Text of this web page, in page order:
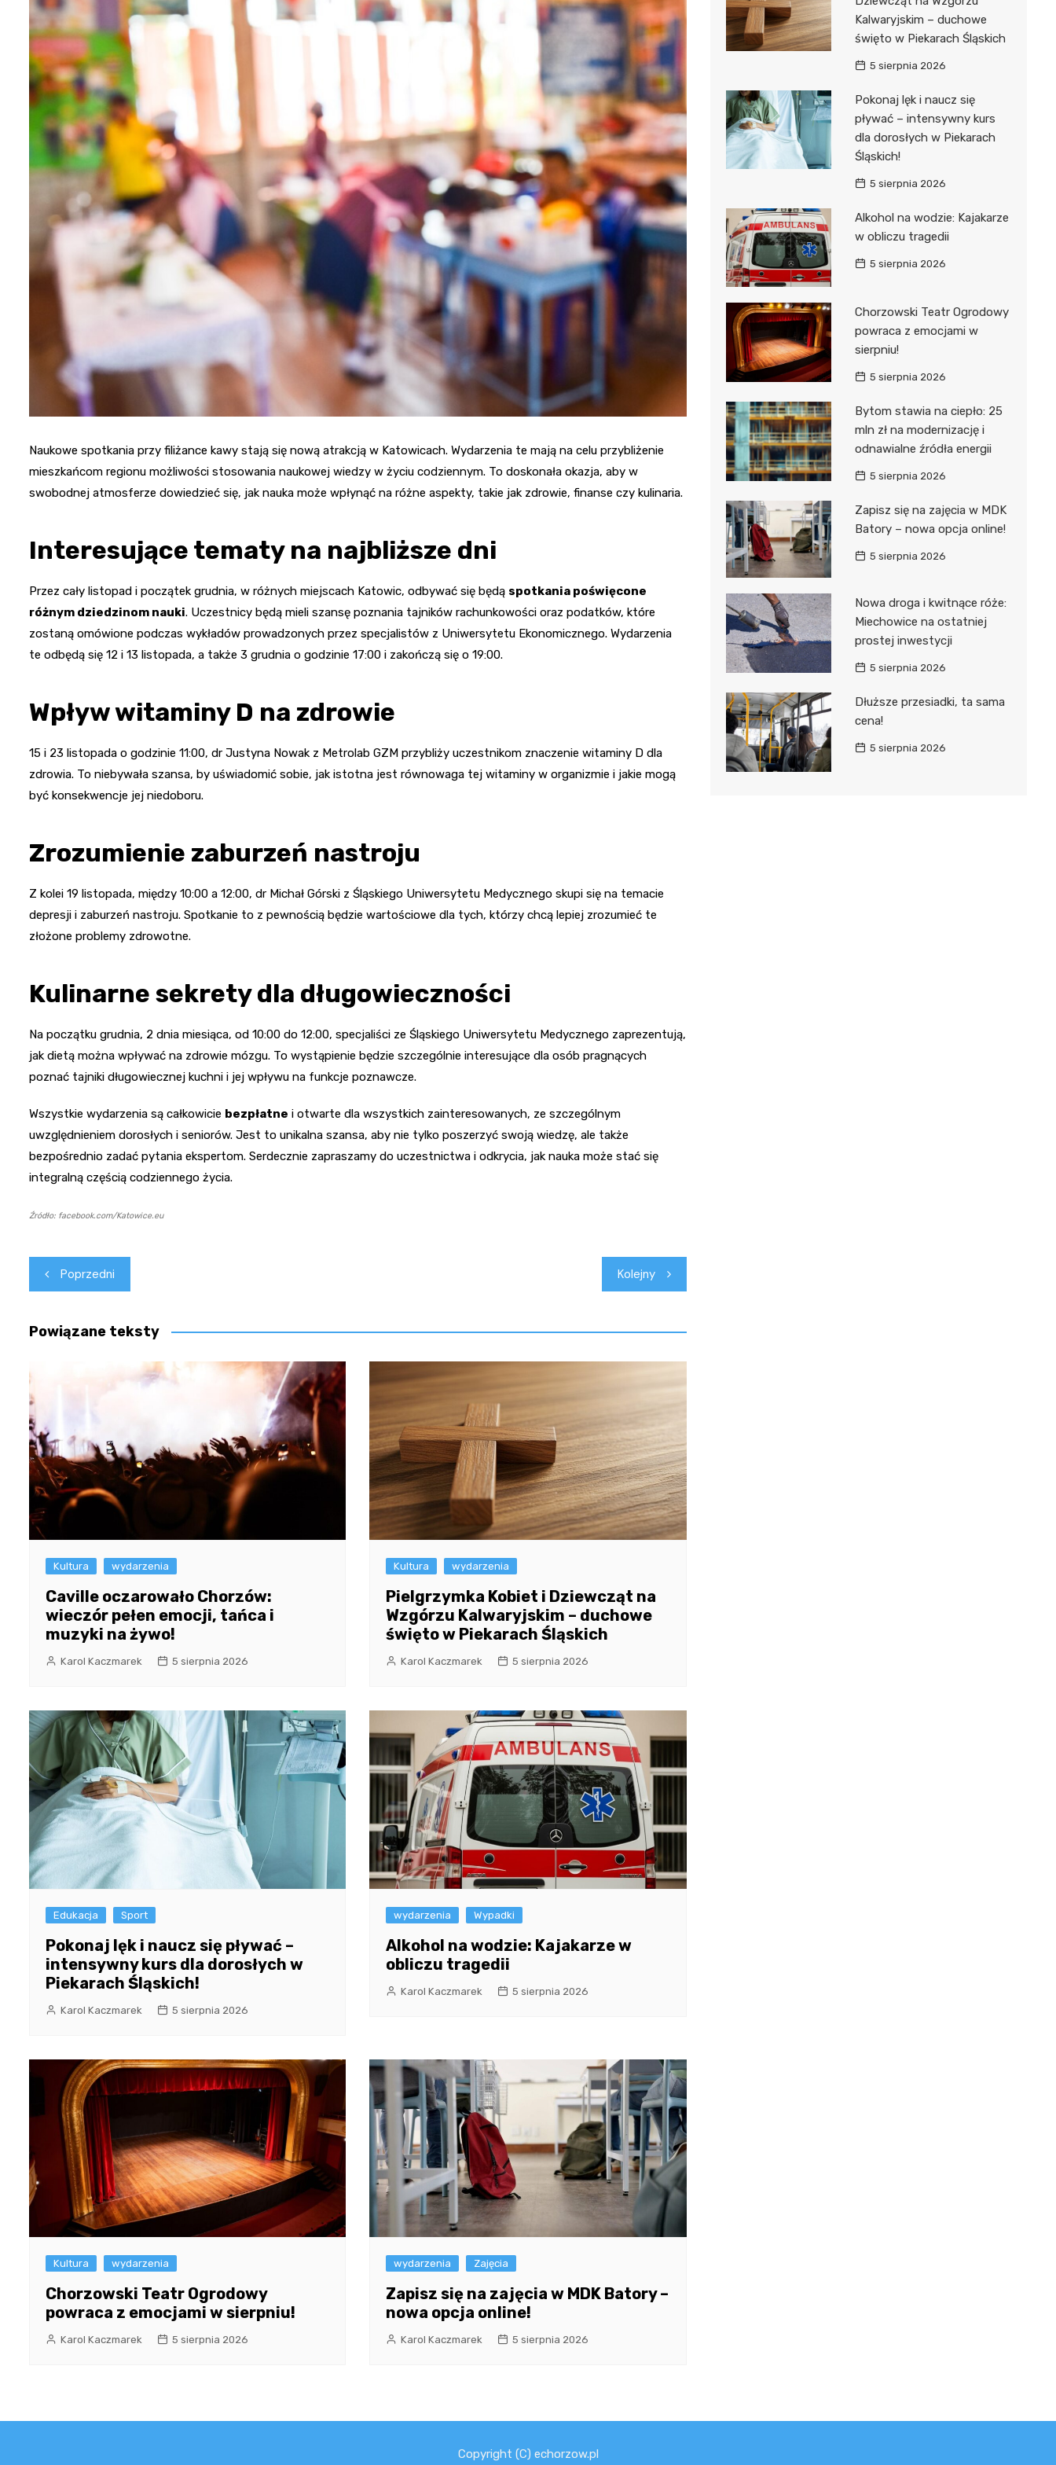
Fryzjer
Poczta
Kino
Naukowe spotkania przy filiżance kawy stają się nową atrakcją w Katowicach. Wydarzenia te mają na celu przybliżenie
mieszkańcom regionu możliwości stosowania naukowej wiedzy w życiu codziennym. To doskonała okazja, aby w
swobodnej atmosferze dowiedzieć się, jak nauka może wpłynąć na różne aspekty, takie jak zdrowie, finanse czy kulinaria.
Interesujące tematy na najbliższe dni
Przez cały listopad i początek grudnia, w różnych miejscach Katowic, odbywać się będą spotkania poświęcone
różnym dziedzinom nauki. Uczestnicy będą mieli szansę poznania tajników rachunkowości oraz podatków, które
zostaną omówione podczas wykładów prowadzonych przez specjalistów z Uniwersytetu Ekonomicznego. Wydarzenia
te odbędą się 12 i 13 listopada, a także 3 grudnia o godzinie 17:00 i zakończą się o 19:00.
Wpływ witaminy D na zdrowie
15 i 23 listopada o godzinie 11:00, dr Justyna Nowak z Metrolab GZM przybliży uczestnikom znaczenie witaminy D dla
zdrowia. To niebywała szansa, by uświadomić sobie, jak istotna jest równowaga tej witaminy w organizmie i jakie mogą
być konsekwencje jej niedoboru.
Zrozumienie zaburzeń nastroju
Z kolei 19 listopada, między 10:00 a 12:00, dr Michał Górski z Śląskiego Uniwersytetu Medycznego skupi się na temacie
depresji i zaburzeń nastroju. Spotkanie to z pewnością będzie wartościowe dla tych, którzy chcą lepiej zrozumieć te
złożone problemy zdrowotne.
Kulinarne sekrety dla długowieczności
Na początku grudnia, 2 dnia miesiąca, od 10:00 do 12:00, specjaliści ze Śląskiego Uniwersytetu Medycznego zaprezentują,
jak dietą można wpływać na zdrowie mózgu. To wystąpienie będzie szczególnie interesujące dla osób pragnących
poznać tajniki długowiecznej kuchni i jej wpływu na funkcje poznawcze.
Wszystkie wydarzenia są całkowicie bezpłatne i otwarte dla wszystkich zainteresowanych, ze szczególnym
uwzględnieniem dorosłych i seniorów. Jest to unikalna szansa, aby nie tylko poszerzyć swoją wiedzę, ale także
bezpośrednio zadać pytania ekspertom. Serdecznie zapraszamy do uczestnictwa i odkrycia, jak nauka może stać się
integralną częścią codziennego życia.
Źródło: facebook.com/Katowice.eu
Nawigacja
wpisu
Poprzedni Kolejny
Powiązane teksty
Kultura wydarzenia
Caville oczarowało Chorzów:
wieczór pełen emocji, tańca i
muzyki na żywo!
Karol Kaczmarek 5 sierpnia 2026
Kultura wydarzenia
Pielgrzymka Kobiet i Dziewcząt na
Wzgórzu Kalwaryjskim – duchowe
święto w Piekarach Śląskich
Karol Kaczmarek 5 sierpnia 2026
Edukacja Sport
Pokonaj lęk i naucz się pływać –
intensywny kurs dla dorosłych w
Piekarach Śląskich!
Karol Kaczmarek 5 sierpnia 2026
wydarzenia Wypadki
Alkohol na wodzie: Kajakarze w
obliczu tragedii
Karol Kaczmarek 5 sierpnia 2026
Kultura wydarzenia
Chorzowski Teatr Ogrodowy
powraca z emocjami w sierpniu!
Karol Kaczmarek 5 sierpnia 2026
wydarzenia Zajęcia
Zapisz się na zajęcia w MDK Batory –
nowa opcja online!
Karol Kaczmarek 5 sierpnia 2026
Kalwaryjskim – duchowe
święto w Piekarach Śląskich
5 sierpnia 2026
Pokonaj lęk i naucz się
pływać – intensywny kurs
dla dorosłych w Piekarach
Śląskich!
5 sierpnia 2026
Alkohol na wodzie: Kajakarze
w obliczu tragedii
5 sierpnia 2026
Chorzowski Teatr Ogrodowy
powraca z emocjami w
sierpniu!
5 sierpnia 2026
Bytom stawia na ciepło: 25
mln zł na modernizację i
odnawialne źródła energii
5 sierpnia 2026
Zapisz się na zajęcia w MDK
Batory – nowa opcja online!
5 sierpnia 2026
Nowa droga i kwitnące róże:
Miechowice na ostatniej
prostej inwestycji
5 sierpnia 2026
Dłuższe przesiadki, ta sama
cena!
5 sierpnia 2026
Copyright (C) echorzow.pl